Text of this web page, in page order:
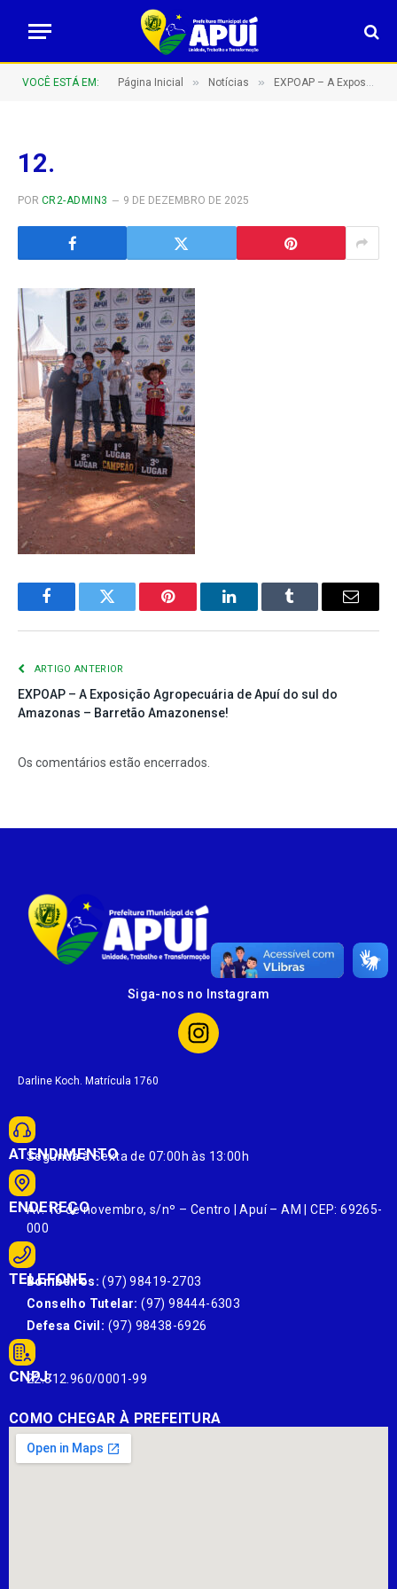
VOCÊ ESTÁ EM: Página Inicial » Notícias » EXPOAP – A Exposição Agropecuária de Apuí do sul do Amazonas – Barretão Amazonense!
12.
POR CR2-ADMIN3 9 DE DEZEMBRO DE 2025
FacebookTwitter Pinterest LinkedInTumblr
E-
ARTIGO ANTERIOR
EXPOAP – A Exposição Agropecuária de Apuí do sul do
Amazonas – Barretão Amazonense!
Os comentários estão encerrados.
Siga-nos no Instagram
Darline Koch. Matrícula 1760
ATENDIMENTO
Segunda à Sexta de 07:00h às 13:00h
ENDEREÇO
Av. 13 de novembro, s/nº – Centro | Apuí – AM | CEP: 69265-
000
TELEFONE
Bombeiros: (97) 98419-2703
Conselho Tutelar: (97) 98444-6303
Defesa Civil: (97) 98438-6926
CNPJ:
22.812.960/0001-99
COMO CHEGAR À PREFEITURA